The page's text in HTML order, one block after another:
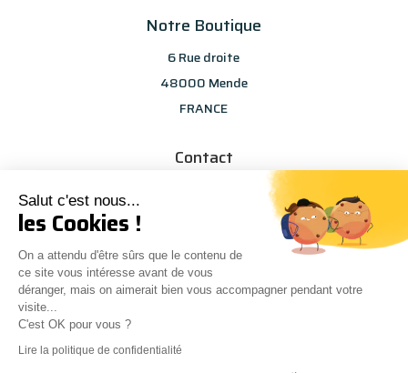
Salut c'est nous...
les Cookies !
On a attendu d'être sûrs que le contenu de
ce site vous intéresse avant de vous
déranger, mais on aimerait bien vous accompagner pendant votre
visite...
C'est OK pour vous ?
Lire la politique de confidentialité
Notre Boutique
6 Rue droite
48000 Mende
FRANCE
Contact
info@les-selections-sandp.fr
Conception